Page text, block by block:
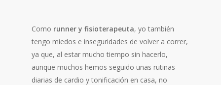
Como runner y fisioterapeuta, yo también
tengo miedos e inseguridades de volver a correr,
ya que, al estar mucho tiempo sin hacerlo,
aunque muchos hemos seguido unas rutinas
diarias de cardio y tonificación en casa, no